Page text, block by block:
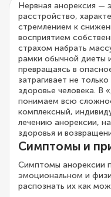
Нервная анорексия —
расстройство,
стремлением к
восприятием
страхом набрать
рамки обычной диеты
превращаясь в
затрагивает не
здоровье человека. В
понимаем всю
комплексный,
лечению анорексии,
здоровья и
Симптомы и
Симптомы анорексии
эмоциональном и
распознать их как